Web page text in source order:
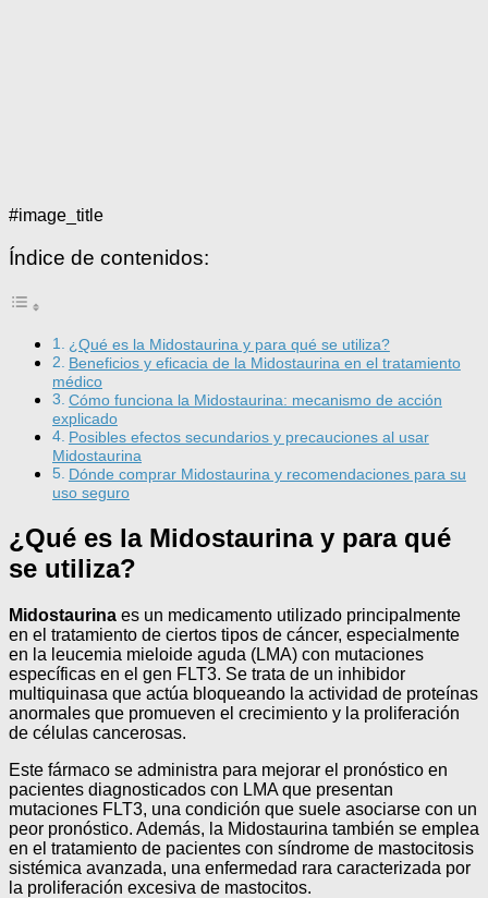
#image_title
Índice de contenidos:
¿Qué es la Midostaurina y para qué se utiliza?
Beneficios y eficacia de la Midostaurina en el tratamiento
médico
Cómo funciona la Midostaurina: mecanismo de acción
explicado
Posibles efectos secundarios y precauciones al usar
Midostaurina
Dónde comprar Midostaurina y recomendaciones para su
uso seguro
¿Qué es la Midostaurina y para qué
se utiliza?
Midostaurina es un medicamento utilizado principalmente
en el tratamiento de ciertos tipos de cáncer, especialmente
en la leucemia mieloide aguda (LMA) con mutaciones
específicas en el gen FLT3. Se trata de un inhibidor
multiquinasa que actúa bloqueando la actividad de proteínas
anormales que promueven el crecimiento y la proliferación
de células cancerosas.
Este fármaco se administra para mejorar el pronóstico en
pacientes diagnosticados con LMA que presentan
mutaciones FLT3, una condición que suele asociarse con un
peor pronóstico. Además, la Midostaurina también se emplea
en el tratamiento de pacientes con síndrome de mastocitosis
sistémica avanzada, una enfermedad rara caracterizada por
la proliferación excesiva de mastocitos.